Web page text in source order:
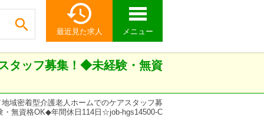
 
最近見た求人 メニュー
タッフ募集！◆未経験・無資
域密着型介護老人ホームでのケアスタッフ募
無資格OK◆年間休日114日☆job-hgs14500-C